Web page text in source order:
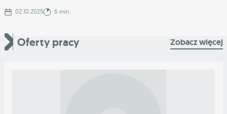
02.10.2025 6 min.
Oferty pracy Zobacz więcej